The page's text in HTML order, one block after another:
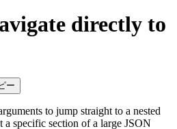
directly to
ー
to jump straight to a nested
a specific section of a large JSON